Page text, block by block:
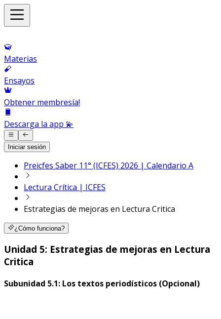
Materias
Ensayos
Obtener membresía!
Descarga la app 💫
Iniciar sesión
Preicfes Saber 11° (ICFES) 2026 | Calendario A
Lectura Crítica | ICFES
Estrategias de mejoras en Lectura Critica
¿Cómo funciona?
Unidad 5: Estrategias de mejoras en Lectura
Critica
Subunidad 5.1: Los textos periodísticos (Opcional)